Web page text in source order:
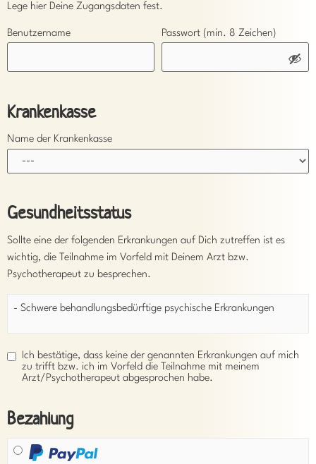
Lege hier Deine Zugangsdaten fest.
Benutzername Passwort (min. 8 Zeichen)
Krankenkasse
Name der Krankenkasse
Gesundheitsstatus
Sollte eine der folgenden Erkrankungen auf Dich zutreffen ist es
wichtig, die Teilnahme im Vorfeld mit Deinem Arzt bzw.
Psychotherapeut zu besprechen.
- Schwere behandlungsbedürftige psychische Erkrankungen
Ich bestätige, dass keine der genannten Erkrankungen auf mich
zu trifft bzw. ich im Vorfeld die Teilnahme mit meinem
Arzt/Psychotherapeut abgesprochen habe.
Bezahlung